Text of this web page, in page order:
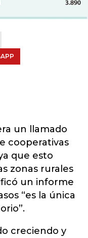
un llamado
cooperativas
que esto
zonas rurales
un informe
“es la única
creciendo y